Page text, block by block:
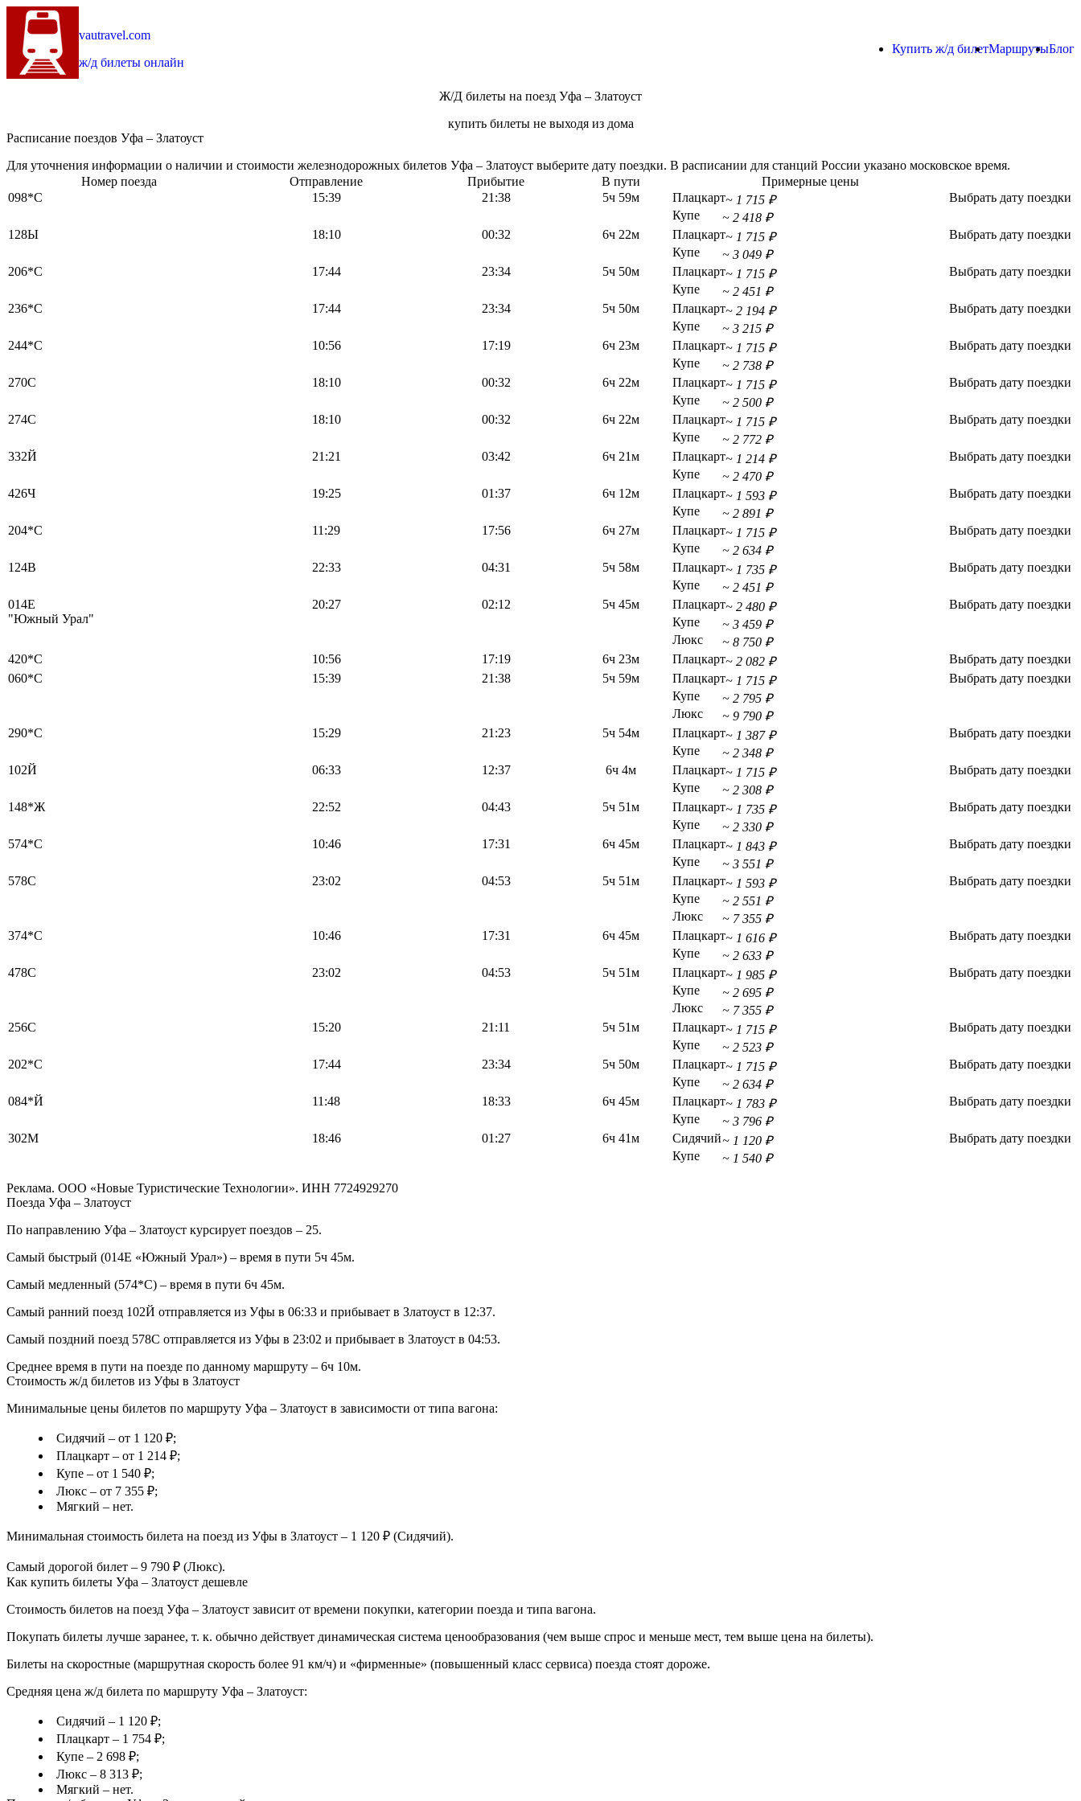
vautravel.com
ж/д билеты онлайн
Купить ж/д билетМаршрутыБлог
Ж/Д билеты на поезд Уфа – Златоуст
купить билеты не выходя из дома
Расписание поездов Уфа – Златоуст
Для уточнения информации о наличии и стоимости железнодорожных билетов Уфа – Златоуст выберите дату поездки. В расписании для станций России указано московское время.
Номер поезда
Отправление Прибытие В пути
Примерные цены
098*С
15:39 21:38 5ч 59м Плацкарт~ 1 715 ₽
Купе
~ 2 418 ₽
Выбрать дату поездки
128Ы 18:10 00:32 6ч 22м Плацкарт~ 1 715 ₽
Купе
~ 3 049 ₽
Выбрать дату поездки
206*С 17:44 23:34 5ч 50м Плацкарт~ 1 715 ₽
Купе
~ 2 451 ₽
Выбрать дату поездки
236*С 17:44 23:34 5ч 50м Плацкарт~ 2 194 ₽
Купе
~ 3 215 ₽
Выбрать дату поездки
244*С 10:56 17:19 6ч 23м Плацкарт~ 1 715 ₽
Купе
~ 2 738 ₽
Выбрать дату поездки
270С 18:10 00:32 6ч 22м Плацкарт~ 1 715 ₽
Купе
~ 2 500 ₽
Выбрать дату поездки
274С 18:10 00:32 6ч 22м Плацкарт~ 1 715 ₽
Купе
~ 2 772 ₽
Выбрать дату поездки
332Й 21:21 03:42 6ч 21м Плацкарт~ 1 214 ₽
Купе
~ 2 470 ₽
Выбрать дату поездки
426Ч 19:25 01:37 6ч 12м Плацкарт~ 1 593 ₽
Купе
~ 2 891 ₽
Выбрать дату поездки
204*С 11:29 17:56 6ч 27м Плацкарт~ 1 715 ₽
Купе
~ 2 634 ₽
Выбрать дату поездки
124В 22:33 04:31 5ч 58м Плацкарт~ 1 735 ₽
Купе
~ 2 451 ₽
Выбрать дату поездки
014Е
"Южный Урал"
20:27 02:12 5ч 45м Плацкарт~ 2 480 ₽
Купе
~ 3 459 ₽
Люкс
~ 8 750 ₽
Выбрать дату поездки
420*С 10:56 17:19 6ч 23м Плацкарт~ 2 082 ₽
Выбрать дату поездки
060*С
15:39 21:38 5ч 59м Плацкарт~ 1 715 ₽
Купе
~ 2 795 ₽
Люкс
~ 9 790 ₽
Выбрать дату поездки
290*С 15:29 21:23 5ч 54м Плацкарт~ 1 387 ₽
Купе
~ 2 348 ₽
Выбрать дату поездки
102Й 06:33 12:37 6ч 4м Плацкарт~ 1 715 ₽
Купе
~ 2 308 ₽
Выбрать дату поездки
148*Ж 22:52 04:43 5ч 51м Плацкарт~ 1 735 ₽
Купе
~ 2 330 ₽
Выбрать дату поездки
574*С 10:46 17:31 6ч 45м Плацкарт~ 1 843 ₽
Купе
~ 3 551 ₽
Выбрать дату поездки
578С 23:02 04:53 5ч 51м Плацкарт~ 1 593 ₽
Купе
~ 2 551 ₽
Люкс
~ 7 355 ₽
Выбрать дату поездки
374*С 10:46 17:31 6ч 45м Плацкарт~ 1 616 ₽
Купе
~ 2 633 ₽
Выбрать дату поездки
478С 23:02 04:53 5ч 51м Плацкарт~ 1 985 ₽
Купе
~ 2 695 ₽
Люкс
~ 7 355 ₽
Выбрать дату поездки
256С 15:20 21:11 5ч 51м Плацкарт~ 1 715 ₽
Купе
~ 2 523 ₽
Выбрать дату поездки
202*С 17:44 23:34 5ч 50м Плацкарт~ 1 715 ₽
Купе
~ 2 634 ₽
Выбрать дату поездки
084*Й 11:48 18:33 6ч 45м Плацкарт~ 1 783 ₽
Купе
~ 3 796 ₽
Выбрать дату поездки
302М 18:46 01:27 6ч 41м Сидячий~ 1 120 ₽
Купе
~ 1 540 ₽
Выбрать дату поездки
Реклама. ООО «Новые Туристические Технологии». ИНН 7724929270
Поезда Уфа – Златоуст
По направлению Уфа – Златоуст курсирует поездов – 25.
Самый быстрый (014Е «Южный Урал») – время в пути 5ч 45м.
Самый медленный (574*С) – время в пути 6ч 45м.
Самый ранний поезд 102Й отправляется из Уфы в 06:33 и прибывает в Златоуст в 12:37.
Самый поздний поезд 578С отправляется из Уфы в 23:02 и прибывает в Златоуст в 04:53.
Среднее время в пути на поезде по данному маршруту – 6ч 10м.
Стоимость ж/д билетов из Уфы в Златоуст
Минимальные цены билетов по маршруту Уфа – Златоуст в зависимости от типа вагона:
Сидячий – от 1 120 ₽;
Плацкарт – от 1 214 ₽;
Купе – от 1 540 ₽;
Люкс – от 7 355 ₽;
Мягкий – нет.
Минимальная стоимость билета на поезд из Уфы в Златоуст – 1 120 ₽ (Сидячий).
Самый дорогой билет – 9 790 ₽ (Люкс).
Как купить билеты Уфа – Златоуст дешевле
Стоимость билетов на поезд Уфа – Златоуст зависит от времени покупки, категории поезда и типа вагона.
Покупать билеты лучше заранее, т. к. обычно действует динамическая система ценообразования (чем выше спрос и меньше мест, тем выше цена на билеты).
Билеты на скоростные (маршрутная скорость более 91 км/ч) и «фирменные» (повышенный класс сервиса) поезда стоят дороже.
Средняя цена ж/д билета по маршруту Уфа – Златоуст:
Сидячий – 1 120 ₽;
Плацкарт – 1 754 ₽;
Купе – 2 698 ₽;
Люкс – 8 313 ₽;
Мягкий – нет.